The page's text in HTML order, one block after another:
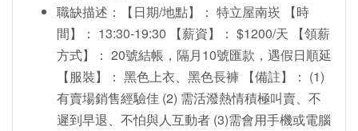
職缺描述：【日期/地點】： 特立屋南崁 【時
間】： 13:30-19:30 【薪資】： $1200/天 【領薪
方式】： 20號結帳，隔月10號匯款，遇假日順延
【服裝】： 黑色上衣、黑色長褲 【備註】： (1)
有賣場銷售經驗佳 (2) 需活潑熱情積極叫賣、不
遲到早退、不怕與人互動者 (3)需會用手機或電腦